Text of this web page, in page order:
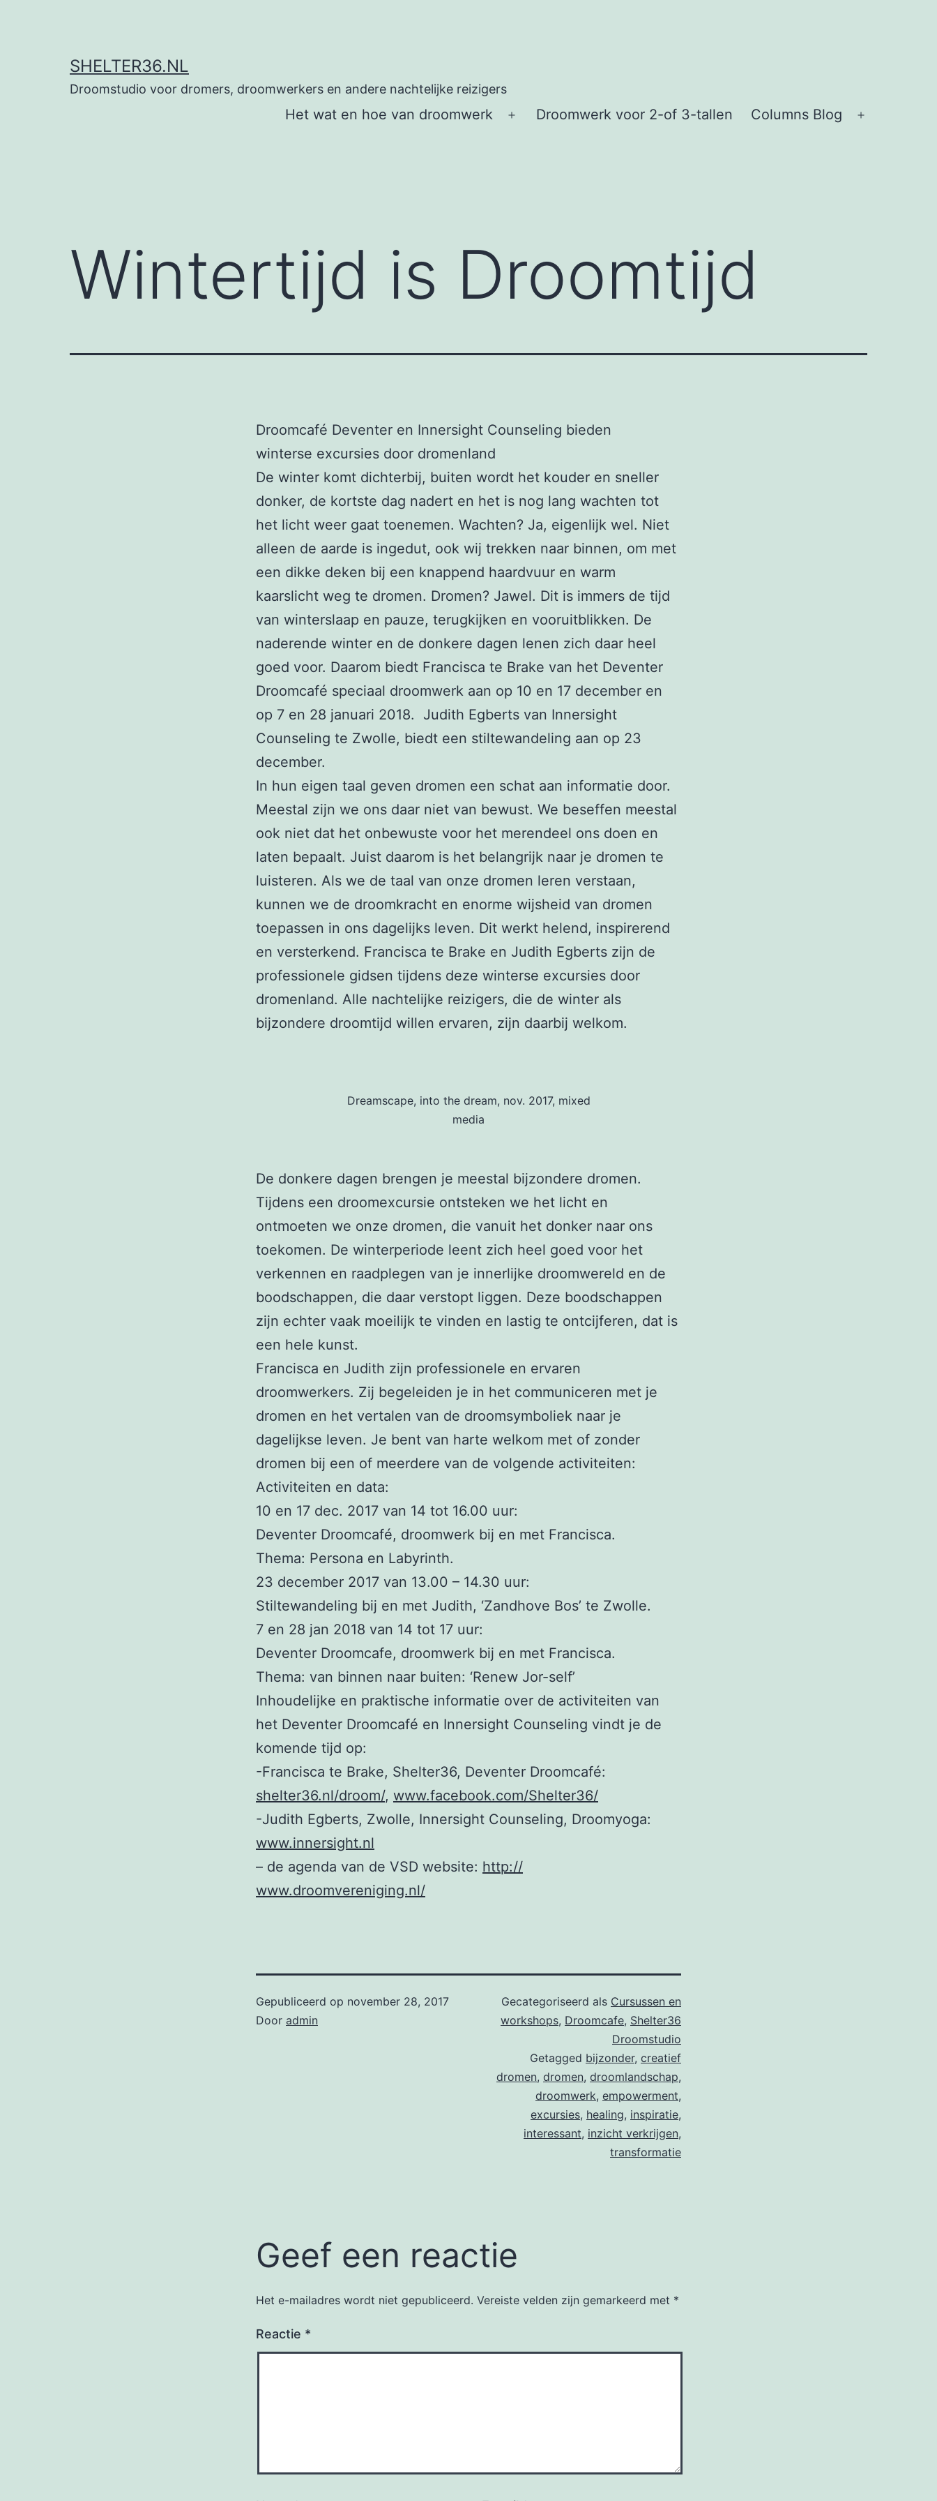
SHELTER36.NL
Droomstudio voor dromers, droomwerkers en andere nachtelijke reizigers
Het wat en hoe van droomwerk
Open
Droomwerk voor 2-of 3-tallen Columns Blog
Wintertijd is Droomtijd
Droomcafé Deventer en Innersight Counseling bieden
winterse excursies door dromenland
De winter komt dichterbij, buiten wordt het kouder en sneller
donker, de kortste dag nadert en het is nog lang wachten tot
het licht weer gaat toenemen. Wachten? Ja, eigenlijk wel. Niet
alleen de aarde is ingedut, ook wij trekken naar binnen, om met
een dikke deken bij een knappend haardvuur en warm
kaarslicht weg te dromen. Dromen? Jawel. Dit is immers de tijd
van winterslaap en pauze, terugkijken en vooruitblikken. De
naderende winter en de donkere dagen lenen zich daar heel
goed voor. Daarom biedt Francisca te Brake van het Deventer
Droomcafé speciaal droomwerk aan op 10 en 17 december en
op 7 en 28 januari 2018. Judith Egberts van Innersight
Counseling te Zwolle, biedt een stiltewandeling aan op 23
december.
In hun eigen taal geven dromen een schat aan informatie door.
Meestal zijn we ons daar niet van bewust. We beseffen meestal
ook niet dat het onbewuste voor het merendeel ons doen en
laten bepaalt. Juist daarom is het belangrijk naar je dromen te
luisteren. Als we de taal van onze dromen leren verstaan,
kunnen we de droomkracht en enorme wijsheid van dromen
toepassen in ons dagelijks leven. Dit werkt helend, inspirerend
en versterkend. Francisca te Brake en Judith Egberts zijn de
professionele gidsen tijdens deze winterse excursies door
dromenland. Alle nachtelijke reizigers, die de winter als
bijzondere droomtijd willen ervaren, zijn daarbij welkom.
Dreamscape, into the dream, nov. 2017, mixed
media
De donkere dagen brengen je meestal bijzondere dromen.
Tijdens een droomexcursie ontsteken we het licht en
ontmoeten we onze dromen, die vanuit het donker naar ons
toekomen. De winterperiode leent zich heel goed voor het
verkennen en raadplegen van je innerlijke droomwereld en de
boodschappen, die daar verstopt liggen. Deze boodschappen
zijn echter vaak moeilijk te vinden en lastig te ontcijferen, dat is
een hele kunst.
Francisca en Judith zijn professionele en ervaren
droomwerkers. Zij begeleiden je in het communiceren met je
dromen en het vertalen van de droomsymboliek naar je
dagelijkse leven. Je bent van harte welkom met of zonder
dromen bij een of meerdere van de volgende activiteiten:
Activiteiten en data:
10 en 17 dec. 2017 van 14 tot 16.00 uur:
Deventer Droomcafé, droomwerk bij en met Francisca.
Thema: Persona en Labyrinth.
23 december 2017 van 13.00 – 14.30 uur:
Stiltewandeling bij en met Judith, ‘Zandhove Bos’ te Zwolle.
7 en 28 jan 2018 van 14 tot 17 uur:
Deventer Droomcafe, droomwerk bij en met Francisca.
Thema: van binnen naar buiten: ‘Renew Jor-self’
Inhoudelijke en praktische informatie over de activiteiten van
het Deventer Droomcafé en Innersight Counseling vindt je de
komende tijd op:
-Francisca te Brake, Shelter36, Deventer Droomcafé:
shelter36.nl/droom/, www.facebook.com/Shelter36/
-Judith Egberts, Zwolle, Innersight Counseling, Droomyoga:
www.innersight.nl
– de agenda van de VSD website: http://
www.droomvereniging.nl/
Gepubliceerd op november 28, 2017
Door admin
Gecategoriseerd als Cursussen en
workshops, Droomcafe, Shelter36
Droomstudio
Getagged bijzonder, creatief
dromen, dromen, droomlandschap,
droomwerk, empowerment,
excursies, healing, inspiratie,
interessant, inzicht verkrijgen,
transformatie
Geef een reactie
Het e-mailadres wordt niet gepubliceerd. Vereiste velden zijn gemarkeerd met *
Reactie *